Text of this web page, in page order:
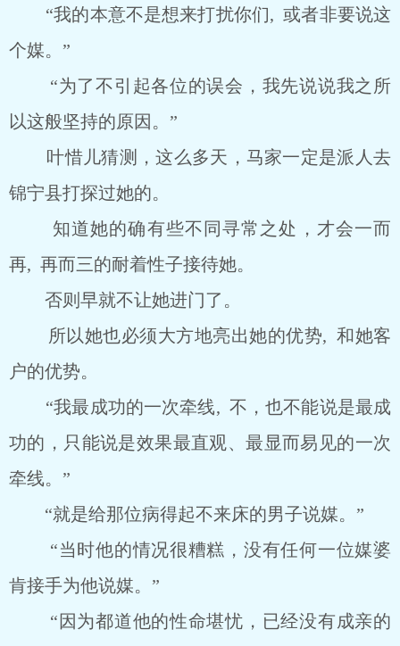
“我的本意不是想来打扰你们, 或者非要说这
个媒。”
“为了不引起各位的误会，我先说说我之所
以这般坚持的原因。”
叶惜儿猜测，这么多天，马家一定是派人去
锦宁县打探过她的。
知道她的确有些不同寻常之处，才会一而
再, 再而三的耐着性子接待她。
否则早就不让她进门了。
所以她也必须大方地亮出她的优势, 和她客
户的优势。
“我最成功的一次牵线, 不，也不能说是最成
功的，只能说是效果最直观、最显而易见的一次
牵线。”
“就是给那位病得起不来床的男子说媒。”
“当时他的情况很糟糕，没有任何一位媒婆
肯接手为他说媒。”
“因为都道他的性命堪忧，已经没有成亲的